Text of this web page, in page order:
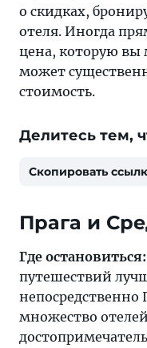
о скидках,
отеля. Иногда
цена, которую вы
может
стоимость.
Делитесь тем,
Скопировать
Прага и
Где остановиться:
путешествий
непосредственно
множество